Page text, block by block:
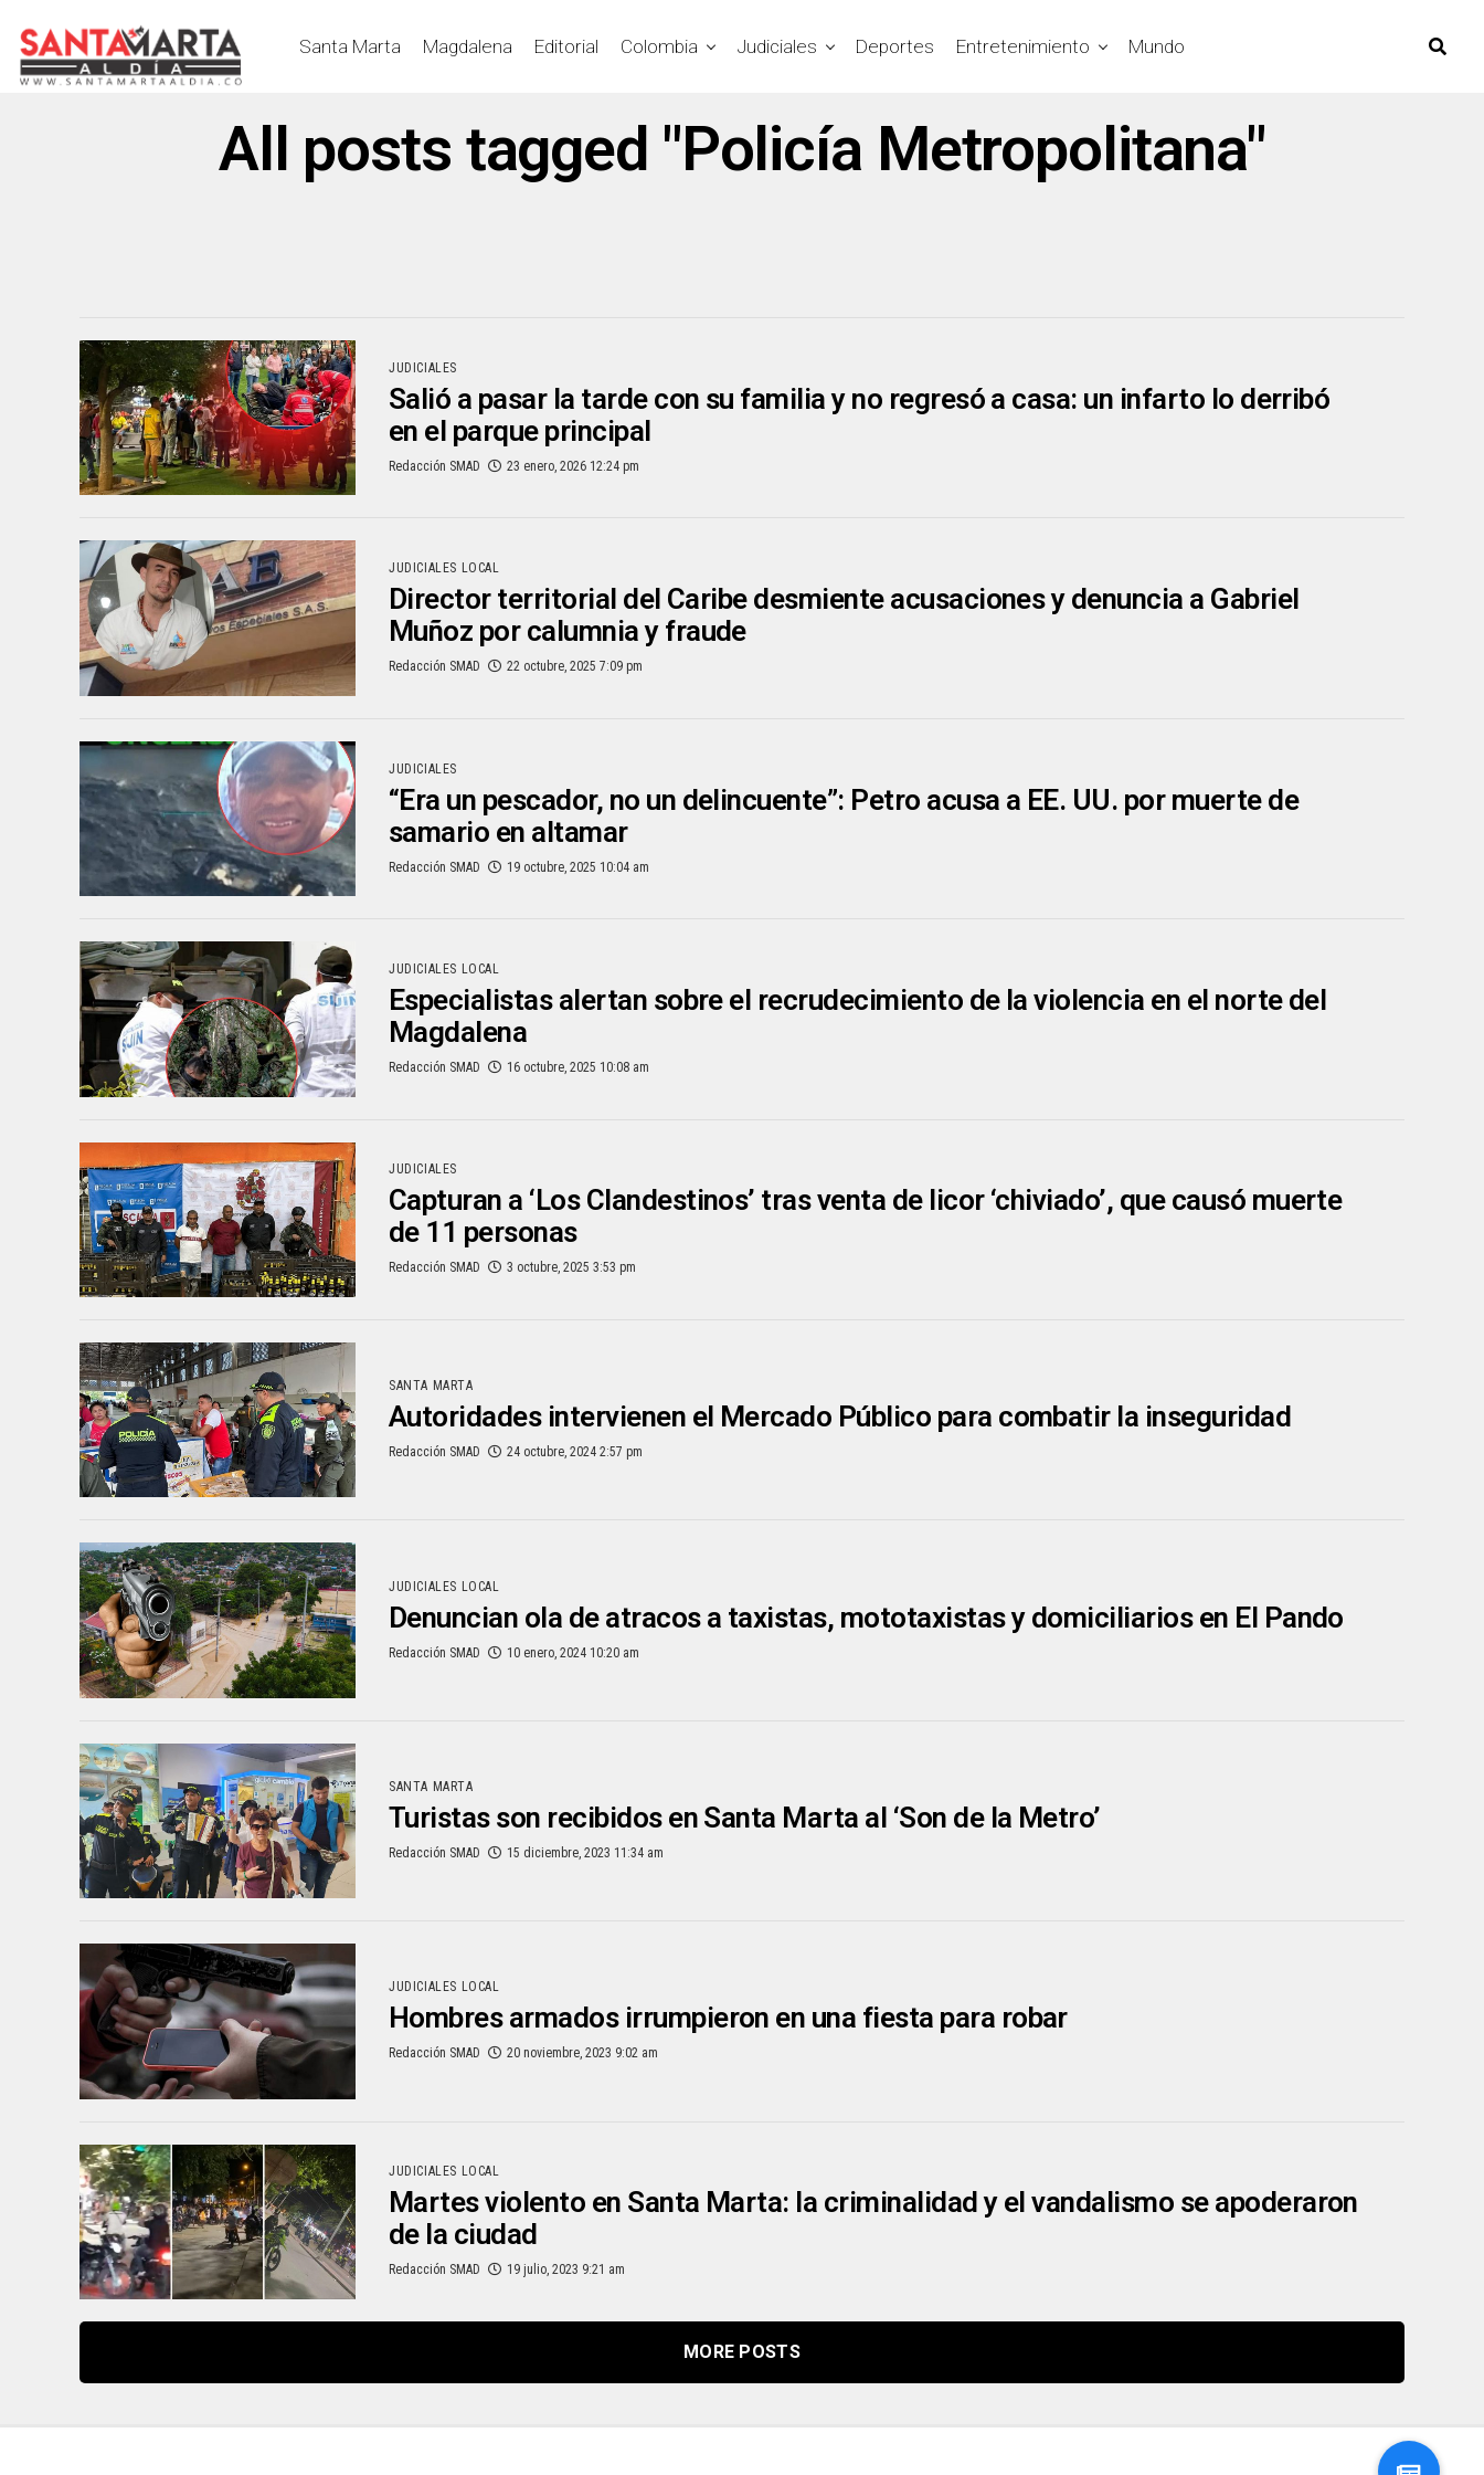
Santa Marta Magdalena Editorial Colombia Judiciales Deportes Entretenimiento Mundo
All posts tagged "Policía Metropolitana"
JUDICIALES
Salió a pasar la tarde con su familia y no regresó a casa: un infarto lo derribó
en el parque principal
Redacción SMAD 23 enero, 2026 12:24 pm
JUDICIALES LOCAL
Director territorial del Caribe desmiente acusaciones y denuncia a Gabriel
Muñoz por calumnia y fraude
Redacción SMAD 22 octubre, 2025 7:09 pm
JUDICIALES
“Era un pescador, no un delincuente”: Petro acusa a EE. UU. por muerte de
samario en altamar
Redacción SMAD 19 octubre, 2025 10:04 am
JUDICIALES LOCAL
Especialistas alertan sobre el recrudecimiento de la violencia en el norte del
Magdalena
Redacción SMAD 16 octubre, 2025 10:08 am
JUDICIALES
Capturan a ‘Los Clandestinos’ tras venta de licor ‘chiviado’, que causó muerte
de 11 personas
Redacción SMAD 3 octubre, 2025 3:53 pm
SANTA MARTA
Autoridades intervienen el Mercado Público para combatir la inseguridad
Redacción SMAD 24 octubre, 2024 2:57 pm
JUDICIALES LOCAL
Denuncian ola de atracos a taxistas, mototaxistas y domiciliarios en El Pando
Redacción SMAD 10 enero, 2024 10:20 am
SANTA MARTA
Turistas son recibidos en Santa Marta al ‘Son de la Metro’
Redacción SMAD 15 diciembre, 2023 11:34 am
JUDICIALES LOCAL
Hombres armados irrumpieron en una fiesta para robar
Redacción SMAD 20 noviembre, 2023 9:02 am
JUDICIALES LOCAL
Martes violento en Santa Marta: la criminalidad y el vandalismo se apoderaron
de la ciudad
Redacción SMAD 19 julio, 2023 9:21 am
MORE POSTS